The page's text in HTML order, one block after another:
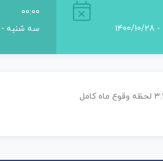
00:00
سه شنبه - 1400/10/28